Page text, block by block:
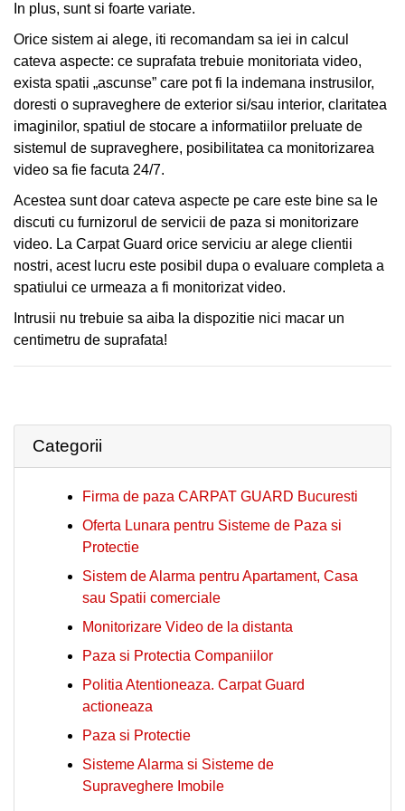
CLIENȚI
CONTACT
RAPIDA
CLIENTI
CONTACT
In plus, sunt si foarte variate.
Orice sistem ai alege, iti recomandam sa iei in calcul
cateva aspecte: ce suprafata trebuie monitoriata video,
exista spatii „ascunse” care pot fi la indemana instrusilor,
doresti o supraveghere de exterior si/sau interior, claritatea
imaginilor, spatiul de stocare a informatiilor preluate de
sistemul de supraveghere, posibilitatea ca monitorizarea
video sa fie facuta 24/7.
Acestea sunt doar cateva aspecte pe care este bine sa le
discuti cu furnizorul de servicii de paza si monitorizare
video. La Carpat Guard orice serviciu ar alege clientii
nostri, acest lucru este posibil dupa o evaluare completa a
spatiului ce urmeaza a fi monitorizat video.
Intrusii nu trebuie sa aiba la dispozitie nici macar un
centimetru de suprafata!
Categorii
Firma de paza CARPAT GUARD Bucuresti
Oferta Lunara pentru Sisteme de Paza si
Protectie
Sistem de Alarma pentru Apartament, Casa
sau Spatii comerciale
Monitorizare Video de la distanta
Paza si Protectia Companiilor
Politia Atentioneaza. Carpat Guard
actioneaza
Paza si Protectie
Sisteme Alarma si Sisteme de
Supraveghere Imobile